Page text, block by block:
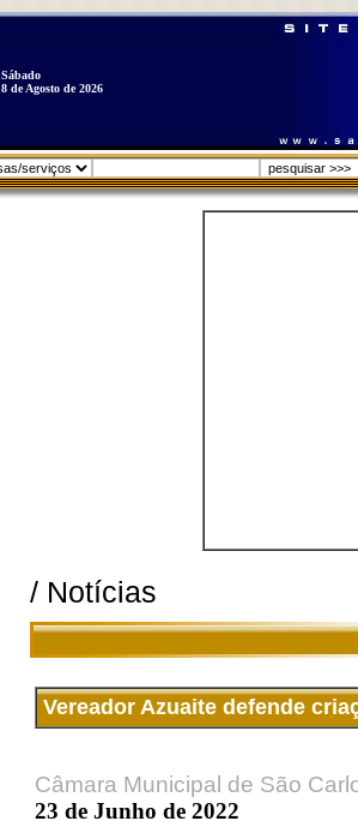
Sábado
8 de Agosto de 2026
/ Notícias
Vereador Azuaite defende
Câmara Municipal de São
23 de Junho de 2022